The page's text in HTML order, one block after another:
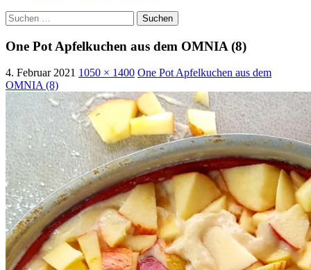
Suchen
nach:
One Pot Apfelkuchen aus dem OMNIA (8)
4. Februar 2021 1050 × 1400 One Pot Apfelkuchen aus dem
OMNIA (8)